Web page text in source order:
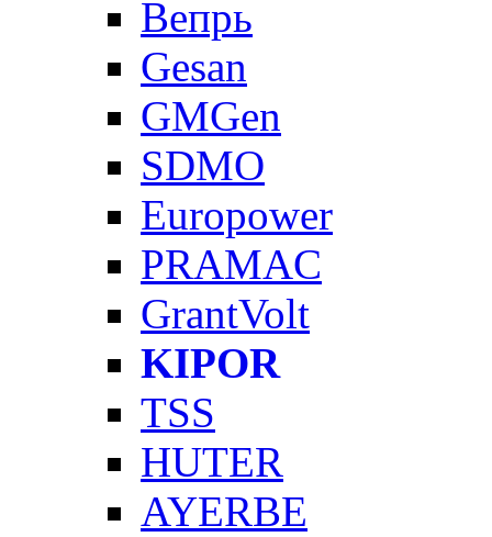
Вепрь
Gesan
GMGen
SDMO
Europower
PRAMAC
GrantVolt
KIPOR
TSS
HUTER
AYERBE